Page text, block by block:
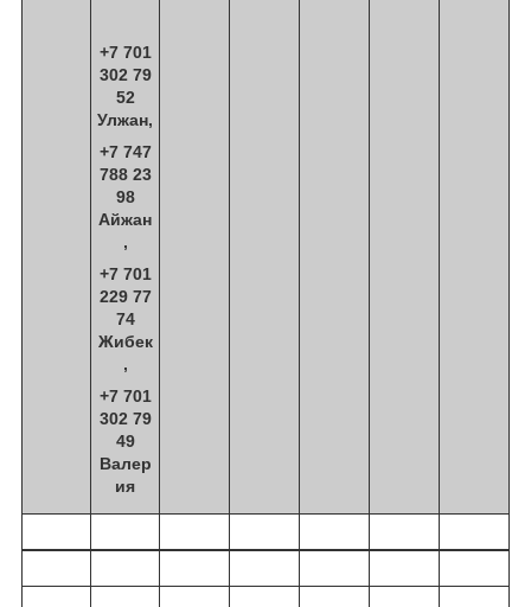
+7 701
302 79
52
Улжан,
+7 747
788 23
98
Айжан
,
+7 701
229 77
74
Жибек
,
+7 701
302 79
49
Валер
ия